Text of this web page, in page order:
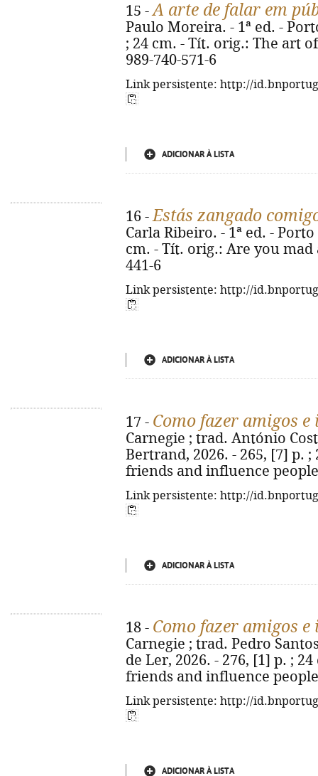
15 -A arte de falar em
Paulo Moreira. - 1ª ed. -
; 24 cm. - Tít. orig.: The art
989-740-571-6
Link persistente: http://
ADICIONAR À LISTA
16 -Estás zangado
Carla Ribeiro. - 1ª ed. -
cm. - Tít. orig.: Are you mad
441-6
Link persistente: http://
ADICIONAR À LISTA
17 - Como fazer amigos
Carnegie ; trad. António
Bertrand, 2026. - 265, [7] p.
friends and influence
Link persistente: http://
ADICIONAR À LISTA
18 - Como fazer amigos
Carnegie ; trad. Pedro
de Ler, 2026. - 276, [1] p. ;
friends and influence
Link persistente: http://
ADICIONAR À LISTA